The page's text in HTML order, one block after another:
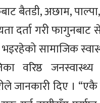
बैतडी, अछाम, पाल्पा,
दर्ता गरी फागुनबाट
भइरहेको सामाजिक
वरिष्ठ
जानकारी दिए ।